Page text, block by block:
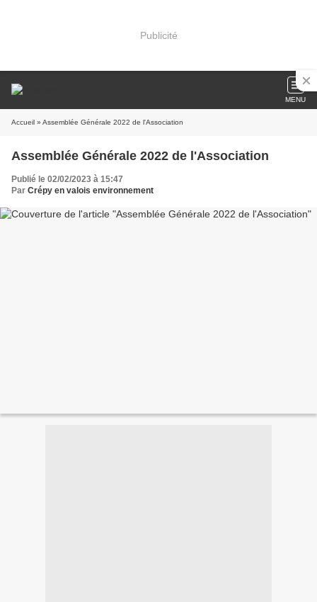
Publicité
MENU
Accueil » Assemblée Générale 2022 de l'Association
Assemblée Générale 2022 de l'Association
Publié le 02/02/2023 à 15:47
Par Crépy en valois environnement